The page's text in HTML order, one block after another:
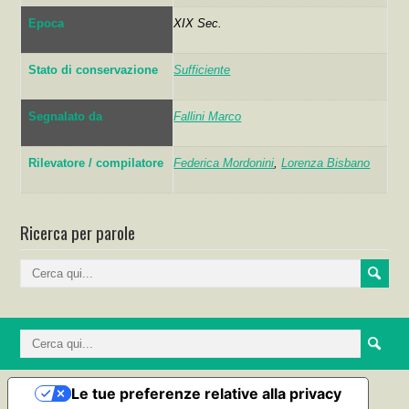
Epoca XIX Sec.
Stato di conservazione Sufficiente
Segnalato da Fallini Marco
Rilevatore / compilatore Federica Mordonini,Lorenza Bisbano
Ricerca per parole
Le tue preferenze relative alla privacy